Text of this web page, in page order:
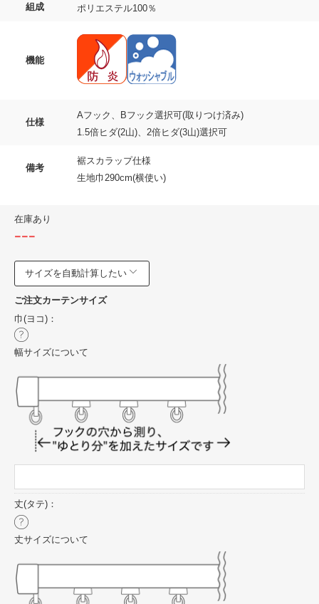
組成 ポリエステル100％
機能
仕様
Aフック、Bフック選択可(取りつけ済み)
1.5倍ヒダ(2山)、2倍ヒダ(3山)選択可
備考
裾スカラップ仕様
生地巾290cm(横使い)
在庫あり
---
サイズを自動計算したい
ご注文カーテンサイズ
巾(ヨコ)：
幅サイズについて
丈(タテ)：
丈サイズについて